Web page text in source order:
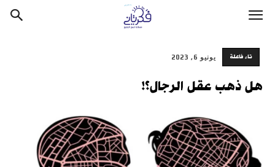
تاء فاعلة يونيو 6, 2023
هل ذهب عقل الرجال؟!